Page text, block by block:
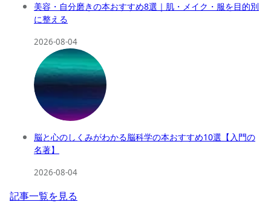
美容・自分磨きの本おすすめ8選｜肌・メイク・服を目的別
に整える
2026-08-04
脳と心のしくみがわかる脳科学の本おすすめ10選【入門の
名著】
2026-08-04
記事一覧を見る